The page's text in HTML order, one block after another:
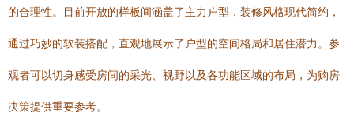
的合理性。目前开放的样板间涵盖了主力户型，装修风格现代简约，
通过巧妙的软装搭配，直观地展示了户型的空间格局和居住潜力。参
观者可以切身感受房间的采光、视野以及各功能区域的布局，为购房
决策提供重要参考。